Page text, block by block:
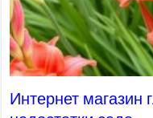
Интернет магазин